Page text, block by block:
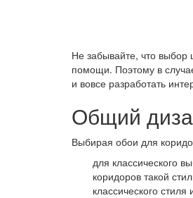
Не забывайте, что выбор
помощи. Поэтому в
и вовсе разработать
Общий
Выбирая обои для
для классического
коридоров такой
классического